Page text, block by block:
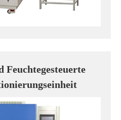
Feuchtegesteuerte